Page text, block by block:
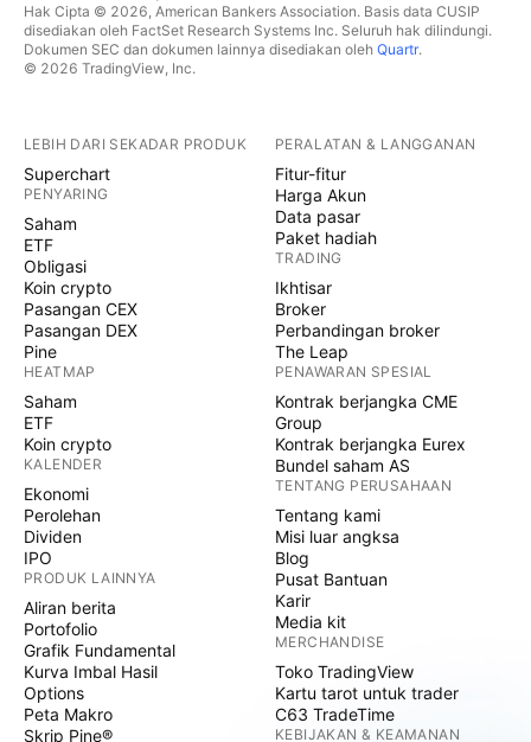
Hak Cipta © 2026, American Bankers Association. Basis data CUSIP
disediakan oleh FactSet Research Systems Inc. Seluruh hak dilindungi.
Dokumen SEC dan dokumen lainnya disediakan oleh Quartr.
© 2026 TradingView, Inc.
LEBIH DARI SEKADAR PRODUK
Superchart
PENYARING
Saham
ETF
Obligasi
Koin crypto
Pasangan CEX
Pasangan DEX
Pine
HEATMAP
Saham
ETF
Koin crypto
KALENDER
Ekonomi
Perolehan
Dividen
IPO
PRODUK LAINNYA
Aliran berita
Portofolio
Grafik Fundamental
Kurva Imbal Hasil
Options
Peta Makro
Skrip Pine®
PERALATAN & LANGGANAN
Fitur-fitur
Harga Akun
Data pasar
Paket hadiah
TRADING
Ikhtisar
Broker
Perbandingan broker
The Leap
PENAWARAN SPESIAL
Kontrak berjangka CME
Group
Kontrak berjangka Eurex
Bundel saham AS
TENTANG PERUSAHAAN
Tentang kami
Misi luar angksa
Blog
Pusat Bantuan
Karir
Media kit
MERCHANDISE
Toko TradingView
Kartu tarot untuk trader
C63 TradeTime
KEBIJAKAN & KEAMANAN